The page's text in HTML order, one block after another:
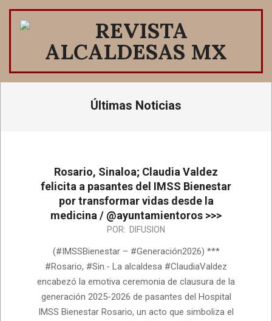
Saltar
REVISTA
ALCALDESAS
Últimas Noticias
Rosario, Sinaloa; Claudia Valdez
felicita a pasantes del IMSS Bienestar
por transformar vidas desde la
medicina / @ayuntamientoros >>>
POR: DIFUSION
(#IMSSBienestar – #Generación2026) ***
#Rosario, #Sin.- La alcaldesa #ClaudiaValdez
encabezó la emotiva ceremonia de clausura de la
generación 2025-2026 de pasantes del Hospital
IMSS Bienestar Rosario, un acto que simboliza el